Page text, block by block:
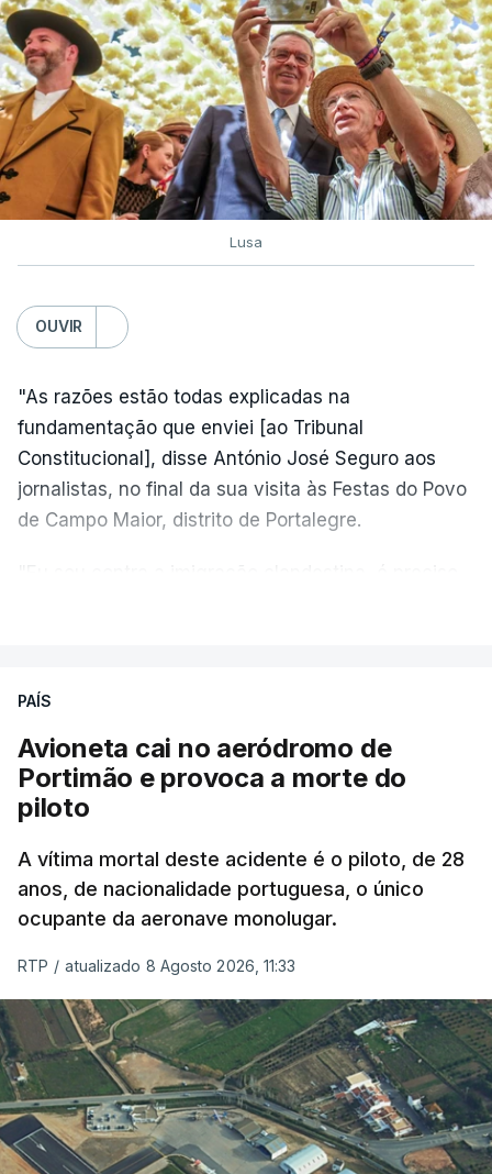
Lusa
OUVIR
"As razões estão todas explicadas na
fundamentação que enviei [ao Tribunal
Constitucional], disse António José Seguro aos
jornalistas, no final da sua visita às Festas do Povo
de Campo Maior, distrito de Portalegre.
nada disto é incompatível com tratarmos com
crianças", acrescentou.
António José Seguro mostrou dúvidas sobre se é
ERROR ON HTML5 MEDIA ELEMENT
ESTE CONTEÚDO ESTÁ NESTE
MOMENTO INDISPONÍVEL
PAÍS
Avioneta cai no aeródromo de
Portimão e provoca a morte do
piloto
A vítima mortal deste acidente é o piloto, de 28
anos, de nacionalidade portuguesa, o único
ocupante da aeronave monolugar.
RTP / atualizado 8 Agosto 2026, 11:33